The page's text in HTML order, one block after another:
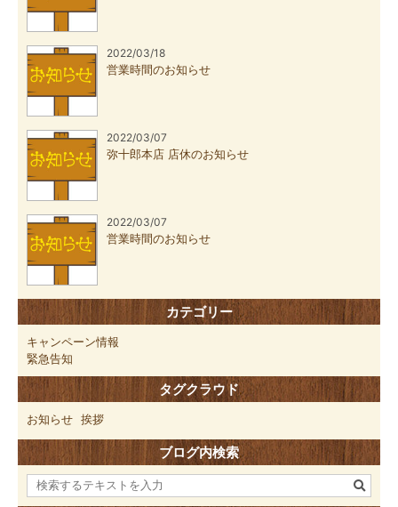
2022/03/18
営業時間のお知らせ
2022/03/07
弥十郎本店 店休のお知らせ
2022/03/07
営業時間のお知らせ
カテゴリー
キャンペーン情報
緊急告知
タグクラウド
お知らせ 挨拶
ブログ内検索